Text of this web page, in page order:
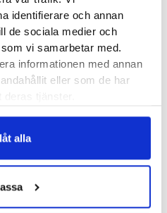
identifierare och annan
de sociala medier och
vi samarbetar med.
informationen med annan
eller som de har
alla
syremättnad